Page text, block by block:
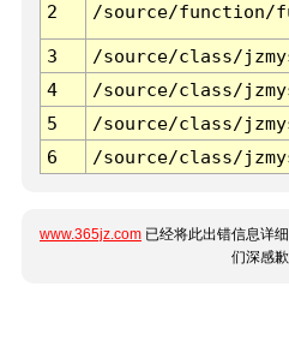
2 /source/function/
3 /source/class/
4
/source/class/
5
/source/class/
6
/source/class/
www.365jz.com 已经将此出错信息详
们深感